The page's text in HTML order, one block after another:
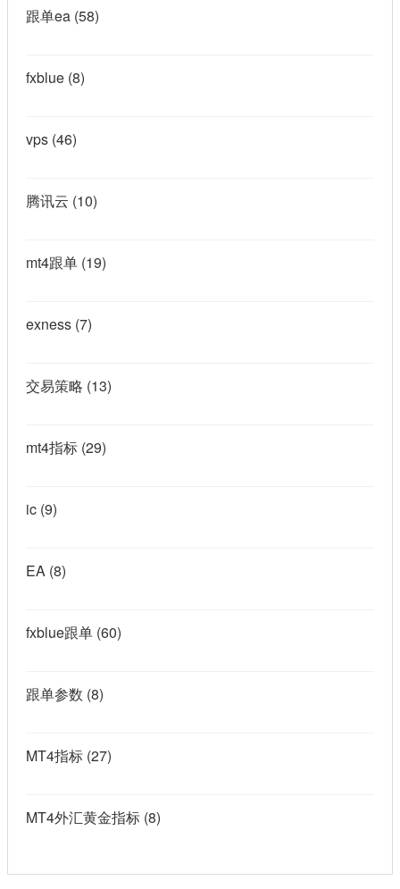
跟单ea (58)
fxblue (8)
vps (46)
腾讯云 (10)
mt4跟单 (19)
exness (7)
交易策略 (13)
mt4指标 (29)
ic (9)
EA (8)
fxblue跟单 (60)
跟单参数 (8)
MT4指标 (27)
MT4外汇黄金指标 (8)